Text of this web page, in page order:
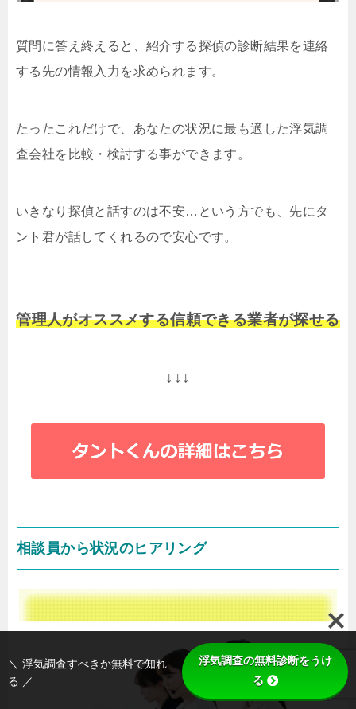
質問に答え終えると、紹介する探偵の診断結果を連絡
する先の情報入力を求められます。
たったこれだけで、あなたの状況に最も適した浮気調
査会社を比較・検討する事ができます。
いきなり探偵と話すのは不安…という方でも、先にタ
ント君が話してくれるので安心です。
管理人がオススメする信頼できる業者が探せる
↓↓↓
相談員から状況のヒアリング
＼ 浮気調査すべきか無料で知れ
る ／
浮気調査の無料診断をうけ
る